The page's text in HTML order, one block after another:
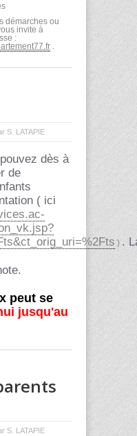
démarches ou
invite à
:
.
S. LATAPIE
dès à
de
( ici
) .
.
peut se
jusqu'au
S. LATAPIE